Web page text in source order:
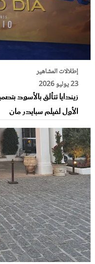
إطلالات المشاهير
23 يوليو 2026
زيندايا تتألق بالأسود
الأول لفيلم سبايدر مان